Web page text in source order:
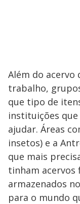
Além do acervo
trabalho,
que tipo de
instituições
ajudar. Áreas
insetos) e a
que mais
tinham acervos
armazenados
para o mundo